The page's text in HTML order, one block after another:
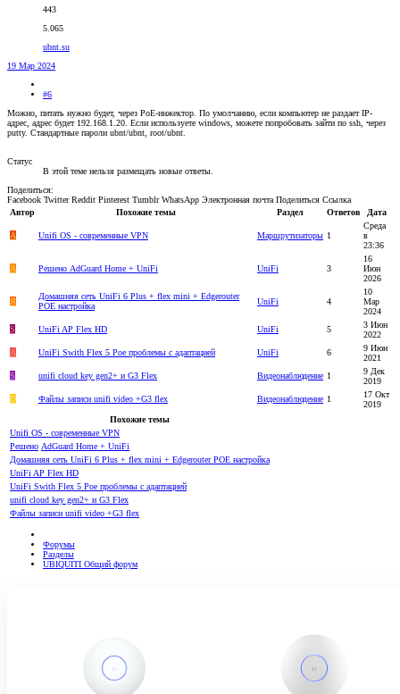
443
5.065
ubnt.su
19 Мар 2024
#6
Можно, питать нужно будет, через PoE-инжектор. По умолчанию, если компьютер не раздает IP-
адрес, адрес будет 192.168.1.20. Если используете windows, можете попробовать зайти по ssh, через
putty. Стандартные пароли ubnt/ubnt, root/ubnt.
Статус
В этой теме нельзя размещать новые ответы.
Поделиться:
Facebook Twitter Reddit Pinterest Tumblr WhatsApp Электронная почта Поделиться Ссылка
Автор
Похожие темы Раздел Ответов Дата
A Unifi OS - современные VPN Маршрутизаторы 1
Среда
в
23:36
A Решено AdGuard Home + UniFi UniFi 3
16
Июн
2026
Я
Домашняя сеть UniFi 6 Plus + flex mini + Edgerouter
POE настройка
UniFi 4
10
Мар
2024
S
UniFi AP Flex HD UniFi 5
3 Июн
2022
A
UniFi Swith Flex 5 Poe проблемы с адаптацией UniFi 6
9 Июн
2021
S
unifi cloud key gen2+ и G3 Flex Видеонаблюдение 1
9 Дек
2019
D
Файлы записи unifi video +G3 flex Видеонаблюдение 1
17 Окт
2019
Похожие темы
Unifi OS - современные VPN
Решено AdGuard Home + UniFi
Домашняя сеть UniFi 6 Plus + flex mini + Edgerouter POE настройка
UniFi AP Flex HD
UniFi Swith Flex 5 Poe проблемы с адаптацией
unifi cloud key gen2+ и G3 Flex
Файлы записи unifi video +G3 flex
Форумы
Разделы
UBIQUITI Общий форум